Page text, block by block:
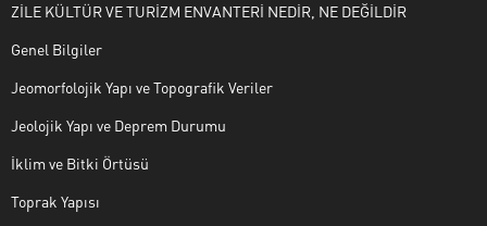
ZİLE KÜLTÜR VE TURİZM ENVANTERİ NEDİR, NE DEĞİLDİR
Genel Bilgiler
Jeomorfolojik Yapı ve Topografik Veriler
Jeolojik Yapı ve Deprem Durumu
İklim ve Bitki Örtüsü
Toprak Yapısı